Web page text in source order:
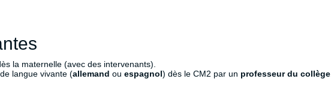
la maternelle (avec des intervenants).
langue vivante (allemand ou espagnol) dès le CM2 par un professeur du collège